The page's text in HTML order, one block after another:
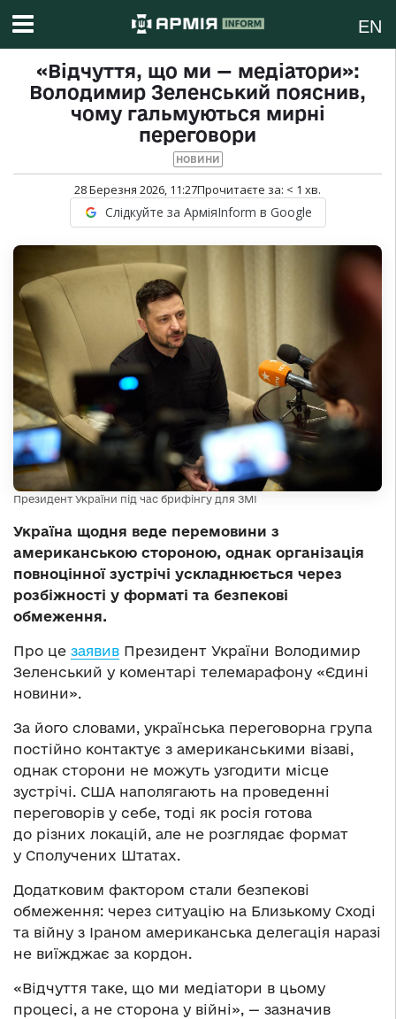
EN
«Відчуття, що ми — медіатори»:
Володимир Зеленський пояснив,
чому гальмуються мирні
переговори
НОВИНИ
28 Березня 2026, 11:27Прочитаєте за: < 1 хв.
Слідкуйте за АрміяInform в Google
Президент України під час брифінгу для ЗМІ
Україна щодня веде перемовини з
американською стороною, однак організація
повноцінної зустрічі ускладнюється через
розбіжності у форматі та безпекові
обмеження.
Про це заявив Президент України Володимир
Зеленський у коментарі телемарафону «Єдині
новини».
За його словами, українська переговорна група
постійно контактує з американськими візаві,
однак сторони не можуть узгодити місце
зустрічі. США наполягають на проведенні
переговорів у себе, тоді як росія готова
до різних локацій, але не розглядає формат
у Сполучених Штатах.
Додатковим фактором стали безпекові
обмеження: через ситуацію на Близькому Сході
та війну з Іраном американська делегація наразі
не виїжджає за кордон.
«Відчуття таке, що ми медіатори в цьому
процесі, а не сторона у війні», — зазначив